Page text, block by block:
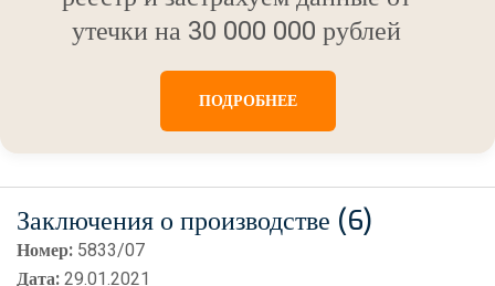
утечки на 30 000 000 рублей
ПОДРОБНЕЕ
Заключения о производстве (6)
Номер: 5833/07
Дата:29.01.2021